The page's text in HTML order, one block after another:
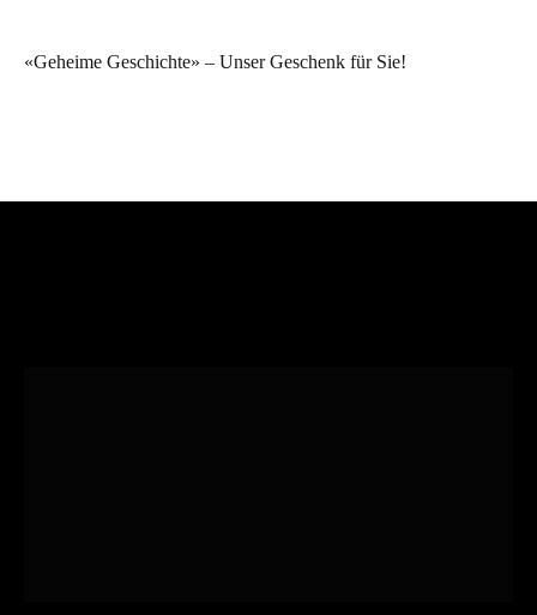
«Geheime Geschichte» – Unser Geschenk für Sie!